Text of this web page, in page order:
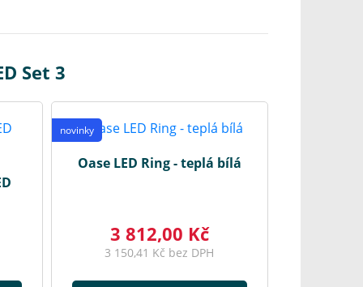
Set 3
novinky
Oase LED Ring - teplá bílá
3 812,00 Kč
3 150,41 Kč bez DPH